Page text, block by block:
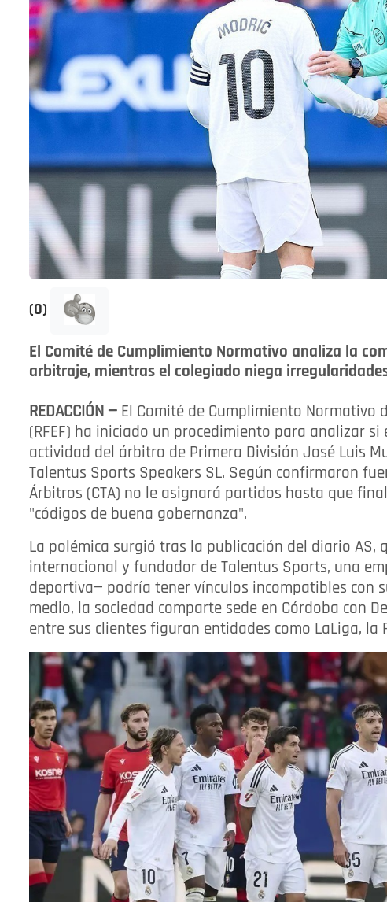
(0)
El Comité de Cumplimiento Normativo analiza la
arbitraje, mientras el colegiado niega
REDACCIÓN — El Comité de Cumplimiento Normativo
(RFEF) ha iniciado un procedimiento para analizar
actividad del árbitro de Primera División José Luis
Talentus Sports Speakers SL. Según confirmaron
Árbitros (CTA) no le asignará partidos hasta que
"códigos de buena gobernanza".
La polémica surgió tras la publicación del diario
internacional y fundador de Talentus Sports, una
deportiva— podría tener vínculos incompatibles con
medio, la sociedad comparte sede en Córdoba con
entre sus clientes figuran entidades como LaLiga, la